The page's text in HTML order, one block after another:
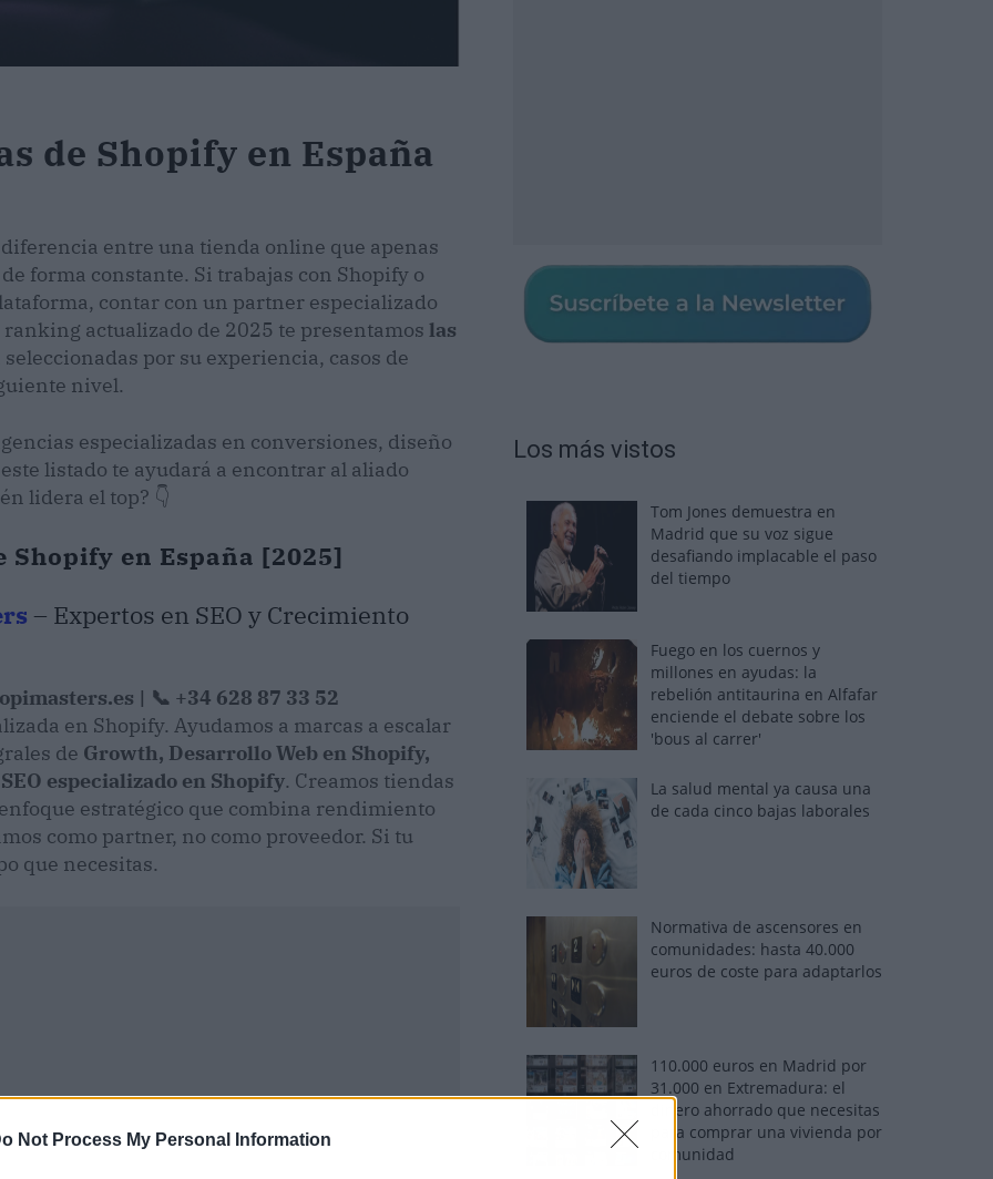
Not Process My Personal Information
de Shopify en España
entre una tienda online que apenas
forma constante. Si trabajas con Shopify o
contar con un partner especializado
actualizado de 2025 te presentamos las
seleccionadas por su experiencia, casos de
nivel.
especializadas en conversiones, diseño
listado te ayudará a encontrar al aliado
lidera el top? 👇
Shopify en España [2025]
– Expertos en SEO y Crecimiento
| 📞 +34 628 87 33 52
en Shopify. Ayudamos a marcas a escalar
de Growth, Desarrollo Web en Shopify,
especializado en Shopify. Creamos tiendas
estratégico que combina rendimiento
como partner, no como proveedor. Si tu
que necesitas.
Los más vistos
Tom Jones demuestra en
Madrid que su voz sigue
desafiando implacable el paso
del tiempo
Fuego en los cuernos y
millones en ayudas: la
rebelión antitaurina en Alfafar
enciende el debate sobre los
'bous al carrer'
La salud mental ya causa una
de cada cinco bajas laborales
Normativa de ascensores en
comunidades: hasta 40.000
euros de coste para adaptarlos
110.000 euros en Madrid por
31.000 en Extremadura: el
dinero ahorrado que necesitas
para comprar una vivienda por
comunidad